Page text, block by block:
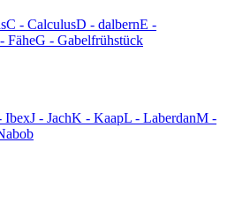
C - CalculusD - dalbernE -
FäheG - Gabelfrühstück
IbexJ - JachK - KaapL - LaberdanM -